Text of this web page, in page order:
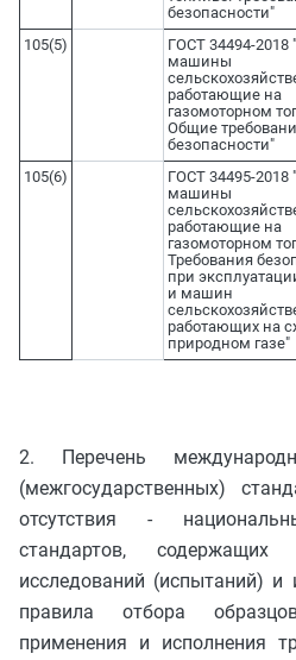
безопасности"
105(5)
ГОСТ 34494-2018
машины
работающие на
газомоторном
Общие
безопасности"
105(6)
ГОСТ 34495-2018
машины
работающие на
газомоторном
Требования
при
и машин
работающих на
природном газе"
2. Перечень
(межгосударственных)
отсутствия -
стандартов,
исследований (испытаний)
правила отбора
применения и исполнения